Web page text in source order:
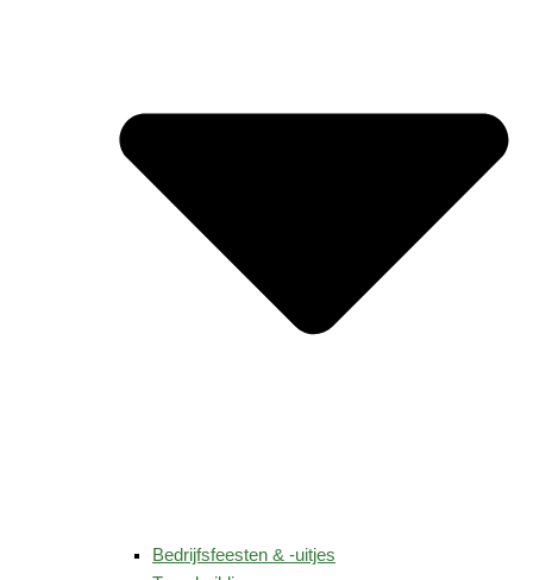
Bedrijfsfeesten & -uitjes